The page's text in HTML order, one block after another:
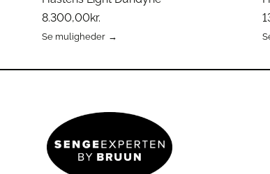
for at
omkranser dunene.
Luft dynen regelmæssigt
dunene op og fjerner fugt.
8.300,00kr.
Se muligheder
har
Mulighederne
kan
vælges
på
varesiden